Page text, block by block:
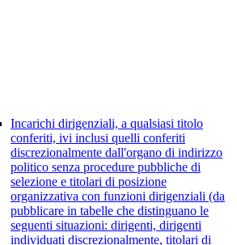
Incarichi dirigenziali, a qualsiasi titolo
conferiti, ivi inclusi quelli conferiti
discrezionalmente dall'organo di indirizzo
politico senza procedure pubbliche di
selezione e titolari di posizione
organizzativa con funzioni dirigenziali (da
pubblicare in tabelle che distinguano le
seguenti situazioni: dirigenti, dirigenti
individuati discrezionalmente, titolari di